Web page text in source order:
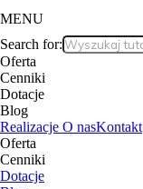
MENU
Search for:
Oferta
Cenniki
Dotacje
Blog
Realizacje O nasKontakt
Oferta
Cenniki
Dotacje